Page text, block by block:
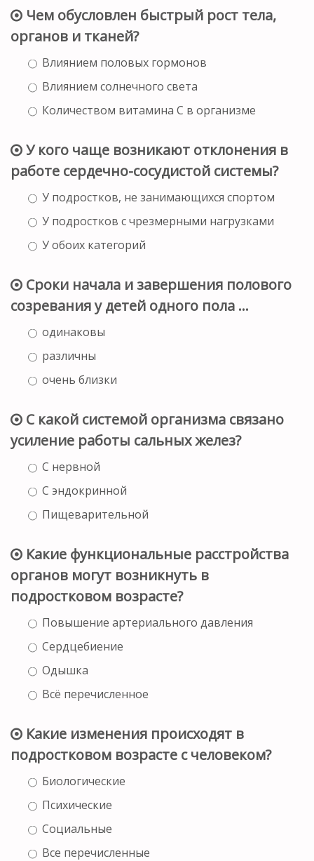
Чем обусловлен быстрый рост тела,
органов и тканей?
Влиянием половых гормонов
Влиянием солнечного света
Количеством витамина С в организме
У кого чаще возникают отклонения в
работе сердечно-сосудистой системы?
У подростков, не занимающихся спортом
У подростков с чрезмерными нагрузками
У обоих категорий
Сроки начала и завершения полового
созревания у детей одного пола ...
одинаковы
различны
очень близки
С какой системой организма связано
усиление работы сальных желез?
С нервной
С эндокринной
Пищеварительной
Какие функциональные расстройства
органов могут возникнуть в
подростковом возрасте?
Повышение артериального давления
Сердцебиение
Одышка
Всё перечисленное
Какие изменения происходят в
подростковом возрасте с человеком?
Биологические
Психические
Социальные
Все перечисленные